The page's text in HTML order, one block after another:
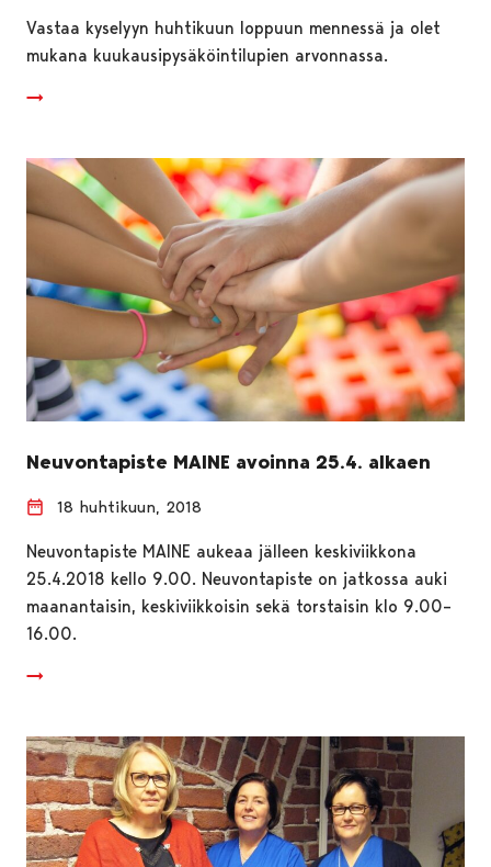
Vastaa kyselyyn huhtikuun loppuun mennessä ja olet
mukana kuukausipysäköintilupien arvonnassa.
Neuvontapiste MAINE avoinna 25.4. alkaen
18 huhtikuun, 2018
Neuvontapiste MAINE aukeaa jälleen keskiviikkona
25.4.2018 kello 9.00. Neuvontapiste on jatkossa auki
maanantaisin, keskiviikkoisin sekä torstaisin klo 9.00–
16.00.